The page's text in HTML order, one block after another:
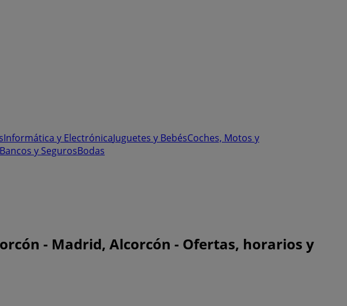
Informática y ElectrónicaJuguetes y BebésCoches, Motos y
Bancos y SegurosBodas
- Madrid, Alcorcón - Ofertas, horarios y